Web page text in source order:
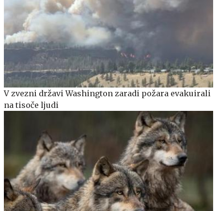
V zvezni državi Washington zaradi požara evakuirali
na tisoče ljudi